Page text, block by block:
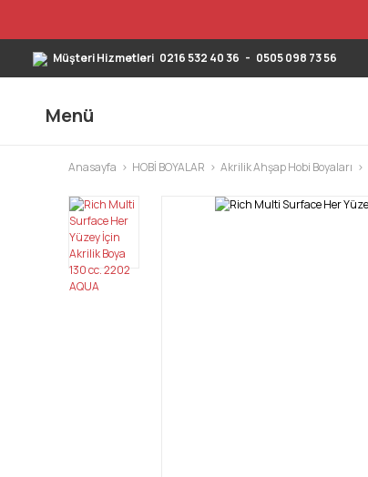
Müşteri Hizmetleri 0216 532 40 36 - 0505 098 73 56
Menü
Anasayfa HOBİ BOYALAR Akrilik Ahşap Hobi Boyaları